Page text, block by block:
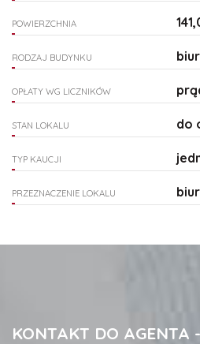
POWIERZCHNIA
RODZAJ BUDYNKU
OPŁATY WG LICZNIKÓW
STAN LOKALU do
TYP KAUCJI
PRZEZNACZENIE LOKALU
KONTAKT DO AGENTA